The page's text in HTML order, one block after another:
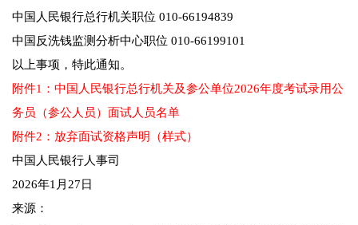
中国人民银行总行机关职位 010-66194839
中国反洗钱监测分析中心职位 010-66199101
以上事项，特此通知。
附件1：中国人民银行总行机关及参公单位2026年度考试录用公
务员（参公人员）面试人员名单
附件2：放弃面试资格声明（样式）
中国人民银行人事司
2026年1月27日
来源：